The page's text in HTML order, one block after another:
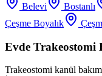
Belevi
Bostanlı
Çeşme Boyalık
Evde Trakeostomi
Trakeostomi kanül